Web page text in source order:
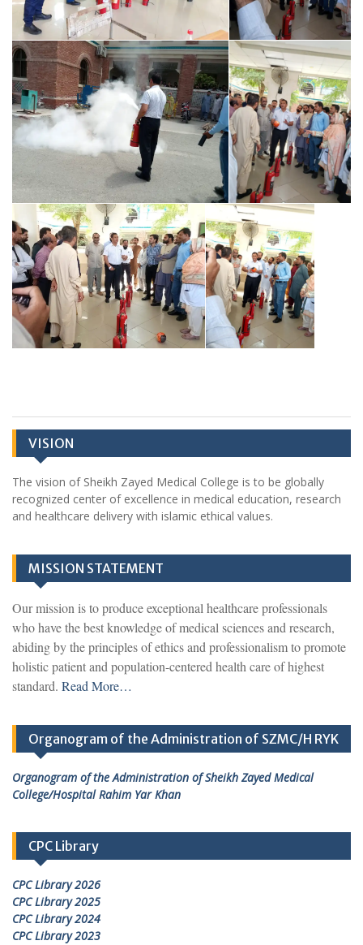
VISION
The vision of Sheikh Zayed Medical College is to be globally
recognized center of excellence in medical education, research
and healthcare delivery with islamic ethical values.
MISSION STATEMENT
Our mission is to produce exceptional healthcare professionals
who have the best knowledge of medical sciences and research,
abiding by the principles of ethics and professionalism to promote
holistic patient and population-centered health care of highest
standard. Read More…
Organogram of the Administration of SZMC/H RYK
Organogram of the Administration of Sheikh Zayed Medical
College/Hospital Rahim Yar Khan
CPC Library
CPC Library 2026
CPC Library 2025
CPC Library 2024
CPC Library 2023